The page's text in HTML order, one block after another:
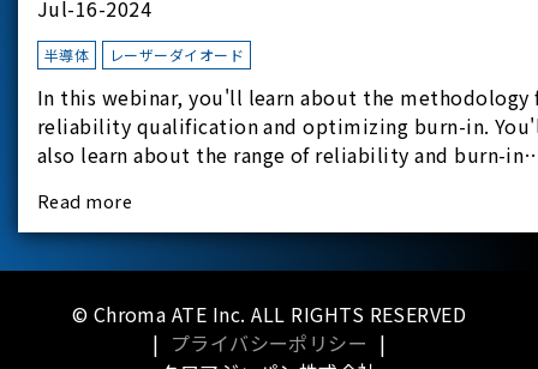
Jul-16-2024
半導体 レーザーダイオード
In this webinar, you'll learn about the methodology
reliability qualification and optimizing burn-in.
also learn about the range of reliability and burn-in
reliability-test-as-a-service options.
Read more
© Chroma ATE Inc. ALL RIGHTS RESERVED
| プライバシーポリシー |